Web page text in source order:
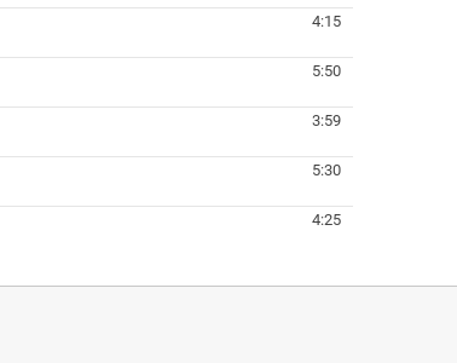
4:15
5:50
3:59
5:30
4:25